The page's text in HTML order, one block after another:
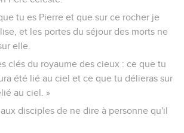
tu es Pierre et que sur ce rocher je
et les portes du séjour des morts ne
elle.
clés du royaume des cieux : ce que tu
été lié au ciel et ce que tu délieras sur
au ciel. »
disciples de ne dire à personne qu'il